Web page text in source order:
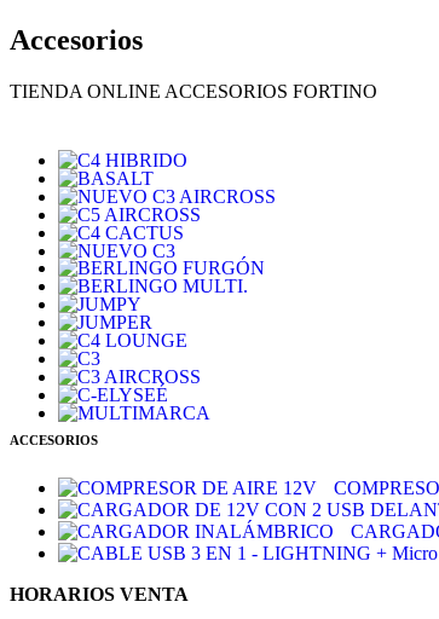
Accesorios
TIENDA ONLINE ACCESORIOS FORTINO
ACCESORIOS
HORARIOS VENTA